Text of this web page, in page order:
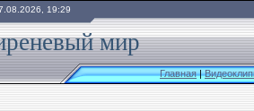
19:29
мир
Главная|